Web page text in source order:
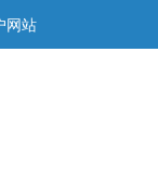
网站